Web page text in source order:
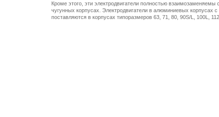
Кроме этого, эти электродвигатели полностью
чугунных корпусах. Электродвигатели в алюминиевых корпусах
поставляются в корпусах типоразмеров 63, 71, 80, 90S/L, 100L,